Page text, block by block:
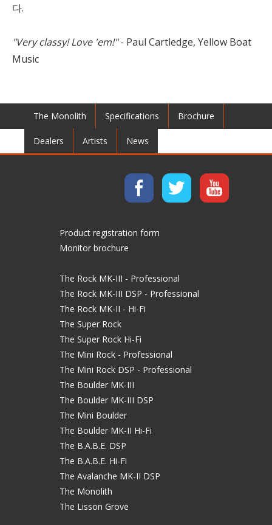
다.
"Very classy! Love 'em!"- Paul Cartledge, Yellow Boat
Music
The Monolith Specifications Brochure
Dealers Artists News
Product registration form
Monitor brochure
The Rock MK-III - Professional
The Rock MK-III DSP - Professional
The Rock MK-II - Hi-Fi
The Super Rock
The Super Rock Hi-Fi
The Mini Rock - Professional
The Mini Rock DSP - Professional
The Boulder MK-III
The Boulder MK-III DSP
The Mini Boulder
The Boulder MK-II Hi-Fi
The B.A.B.E. DSP
The B.A.B.E. Hi-Fi
The Avalanche MK-II DSP
The Monolith
The Lisson Grove